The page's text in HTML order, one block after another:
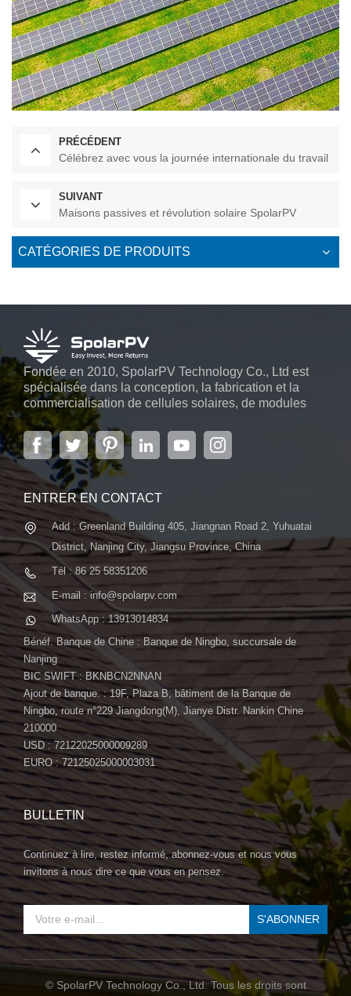
PRÉCÉDENT
Célébrez avec vous la journée internationale du travail
SUIVANT
Maisons passives et révolution solaire SpolarPV
CATÉGORIES DE PRODUITS
Fondée en 2010, SpolarPV Technology Co., Ltd est
spécialisée dans la conception, la fabrication et la
commercialisation de cellules solaires, de modules
solaires et de systèmes d'énergie solaire. L'entreprise,
située dans la capitale de la province du Jiangsu, à
Nanjing, s'étendant sur 6 000 m2, dispose de
systèmes automatiques avancés...
ENTRER EN CONTACT
Add : Greenland Building 405, Jiangnan Road 2, Yuhuatai
District, Nanjing City, Jiangsu Province, China
Tél : 86 25 58351206
E-mail : info@spolarpv.com
WhatsApp : 13913014834
Bénéf. Banque de Chine : Banque de Ningbo, succursale de
Nanjing
BIC SWIFT : BKNBCN2NNAN
Ajout de banque. : 19F, Plaza B, bâtiment de la Banque de
Ningbo, route n°229 Jiangdong(M), Jianye Distr. Nankin Chine
210000
USD : 72122025000009289
EURO : 72125025000003031
BULLETIN
Continuez à lire, restez informé, abonnez-vous et nous vous
invitons à nous dire ce que vous en pensez.
© SpolarPV Technology Co., Ltd. Tous les droits sont